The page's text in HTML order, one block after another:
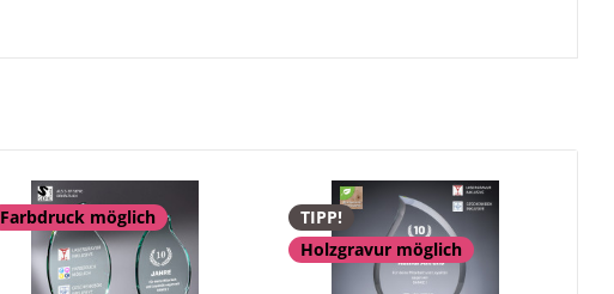
Farbdruck möglich
TIPP!
Holzgravur möglich